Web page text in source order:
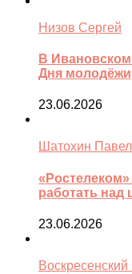
Низов Сергей
В Ивановском
Дня молодёжи
23.06.2026
Шатохин Павел
«Ростелеком»
работать над
23.06.2026